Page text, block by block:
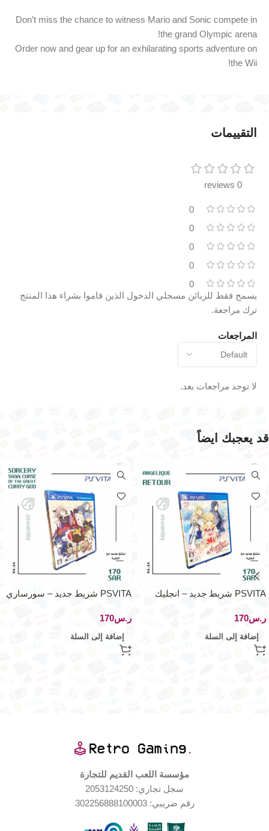
Don’t miss the chance to witness Mario and Sonic compete in
the grand Olympic arena!
Order now and gear up for an exhilarating sports adventure on
the Wii!
التقييمات
0 reviews
0
0
0
0
0
المراجعات
لا توجد مراجعات بعد.
يسمح فقط للزبائن مسجلي الدخول الذين قاموا بشراء هذا المنتج
ترك مراجعة.
قد يعجبك ايضاً
PSVITA شريط جديد – انجليك
ر.س
إضافة إلى السلة
PSVITA شريط جديد – سورساري
ر.س
إضافة إلى السلة
مؤسسة اللعب القديم للتجارة
سجل تجاري: 2053124250
رقم ضريبي: 302256888100003